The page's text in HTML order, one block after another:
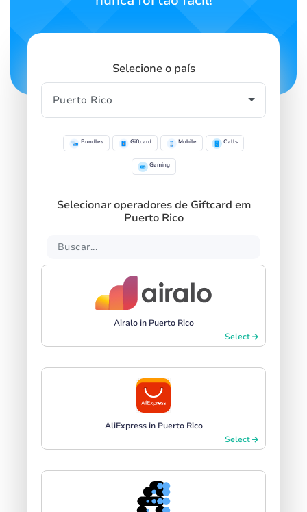
Selecione o país
Bundles Giftcard Mobile Calls
Gaming
Selecionar operadores de Giftcard em
Puerto Rico
Airalo in Puerto Rico
Select
AliExpress in Puerto Rico
Select